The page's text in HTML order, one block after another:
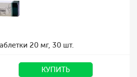
20 мг, 30 шт.
КУПИТЬ